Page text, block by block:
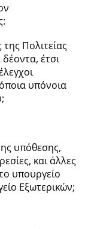
Πολιτείας
έτσι
υπόνοια
υπόθεσης,
και άλλες
υπουργείο
Εξωτερικών;